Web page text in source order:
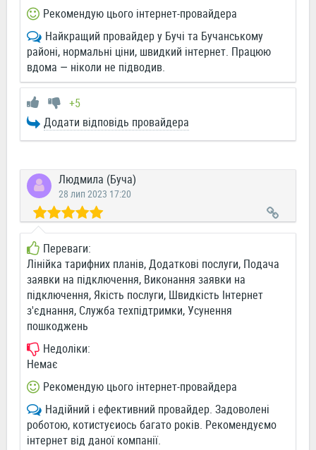
Рекомендую цього інтернет-провайдера
Найкращий провайдер у Бучі та Бучанському
районі, нормальні ціни, швидкий інтернет. Працюю
вдома — ніколи не підводив.
+5
Додати відповідь провайдера
Людмила (Буча)
28 лип 2023 17:20
Переваги:
Лінійка тарифних планів, Додаткові послуги, Подача
заявки на підключення, Виконання заявки на
підключення, Якість послуги, Швидкість Інтернет
з'єднання, Служба техпідтримки, Усунення
пошкоджень
Недоліки:
Немає
Рекомендую цього інтернет-провайдера
Надійний і ефективний провайдер. Задоволені
роботою, котистуєиось багато років. Рекомендуємо
інтернет від даної компанії.